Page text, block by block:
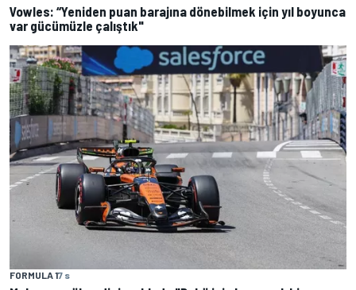
Vowles: “Yeniden puan barajına dönebilmek için yıl boyunca
var gücümüzle çalıştık"
FORMULA 17 s